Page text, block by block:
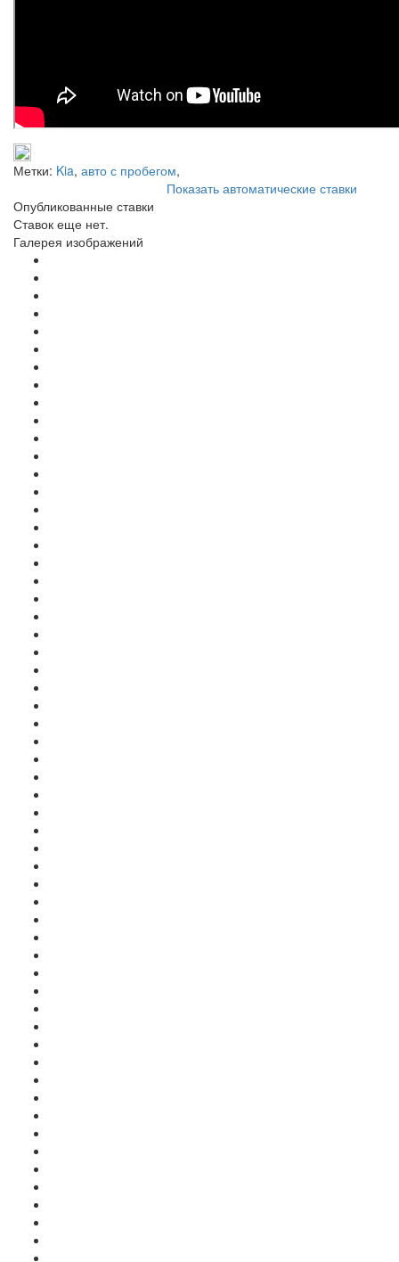
Метки: Kia, авто с пробегом,
Показать автоматические ставки
Опубликованные ставки
Ставок еще нет.
Галерея изображений